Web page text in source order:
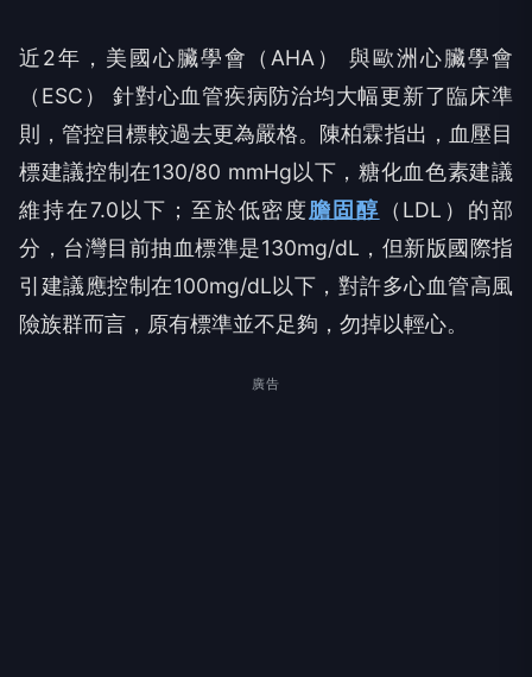
近2年，美國心臟學會（AHA） 與歐洲心臟學會
（ESC） 針對心血管疾病防治均大幅更新了臨床準
則，管控目標較過去更為嚴格。陳柏霖指出，血壓目
標建議控制在130/80 mmHg以下，糖化血色素建議
維持在7.0以下；至於低密度膽固醇 （LDL）的部
分，台灣目前抽血標準是130mg/dL，但新版國際指
引建議應控制在100mg/dL以下，對許多心血管高風
險族群而言，原有標準並不足夠，勿掉以輕心。
廣告